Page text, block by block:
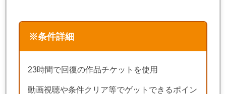
※条件詳細
23時間で回復の作品チケットを使用
動画視聴や条件クリア等でゲットできるポイン